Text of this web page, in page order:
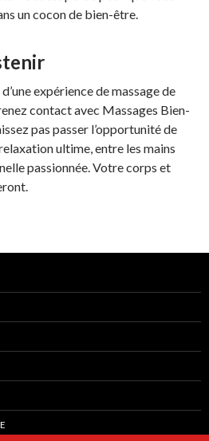
un cocon de bien-être.
expérience de massage de
contact avec Massages Bien-
pas passer l’opportunité de
ultime, entre les mains
passionnée. Votre corps et